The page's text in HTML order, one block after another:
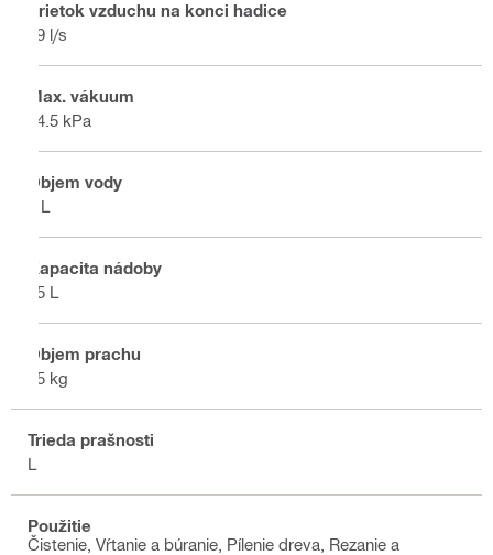
Prietok vzduchu na konci hadice
39 l/s
Max. vákuum
24.5 kPa
Objem vody
9 L
Kapacita nádoby
15 L
Objem prachu
15 kg
Trieda prašnosti
L
Použitie
Čistenie, Vŕtanie a búranie, Pílenie dreva, Rezanie a